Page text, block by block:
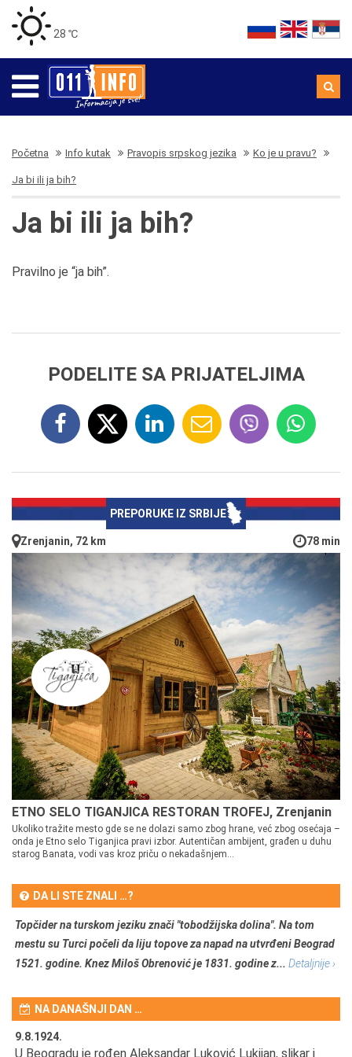
28 ℃
Početna Info kutak Pravopis srpskog jezika Ko je u pravu?
Ja bi ili ja bih?
Ja bi ili ja bih?
Pravilno je “ja bih”.
PODELITE SA PRIJATELJIMA
PREPORUKE IZ SRBIJE
Zrenjanin, 72 km 78 min
ETNO SELO TIGANJICA RESTORAN TROFEJ, Zrenjanin
Ukoliko tražite mesto gde se ne dolazi samo zbog hrane, već zbog osećaja –
onda je Etno selo Tiganjica pravi izbor. Autentičan ambijent, građen u duhu
starog Banata, vodi vas kroz priču o nekadašnjem...
DA LI STE ZNALI …?
Topčider na turskom jeziku znači "tobodžijska dolina". Na tom
mestu su Turci počeli da liju topove za napad na utvrđeni Beograd
1521. godine. Knez Miloš Obrenović je 1831. godine z... Detaljnije ›
NA DANAŠNJI DAN …
9.8.1924.
U Beogradu je rođen Aleksandar Luković Lukijan, slikar i